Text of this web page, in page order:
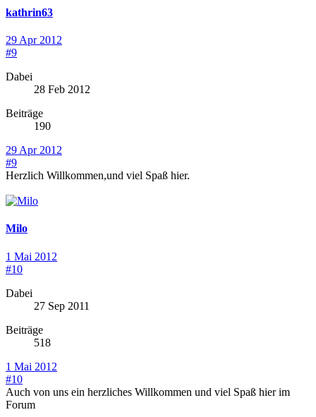
kathrin63
29 Apr 2012
#9
Dabei
28 Feb 2012
Beiträge
190
29 Apr 2012
#9
Herzlich Willkommen,und viel Spaß hier.
Milo
1 Mai 2012
#10
Dabei
27 Sep 2011
Beiträge
518
1 Mai 2012
#10
Auch von uns ein herzliches Willkommen und viel Spaß hier im
Forum